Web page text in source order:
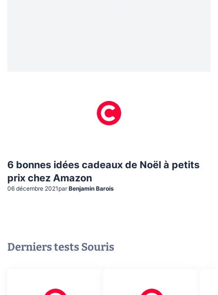
6 bonnes idées cadeaux de Noël à petits
prix chez Amazon
06 décembre 2021 par Benjamin Barois
Derniers tests Souris